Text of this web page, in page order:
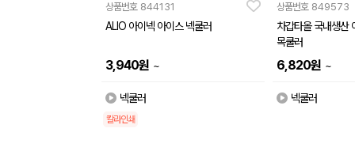
상품번호 844131
ALIO 아이넥 아이스 넥쿨러
3,940원 ~
넥쿨러
칼라인쇄
상품번호 849573
차갑타올 국내생산
목쿨러
6,820원 ~
넥쿨러